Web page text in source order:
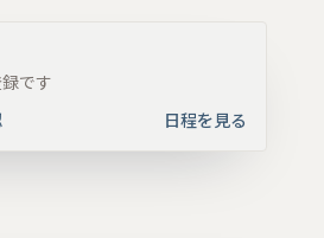
です
日程を見る